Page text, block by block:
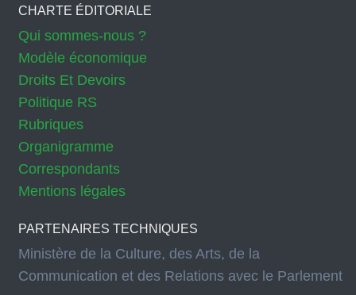
CHARTE ÉDITORIALE
Qui sommes-nous ?
Modèle économique
Droits Et Devoirs
Politique RS
Rubriques
Organigramme
Correspondants
Mentions légales
PARTENAIRES TECHNIQUES
Ministère de la Culture, des Arts, de la
Communication et des Relations avec le Parlement